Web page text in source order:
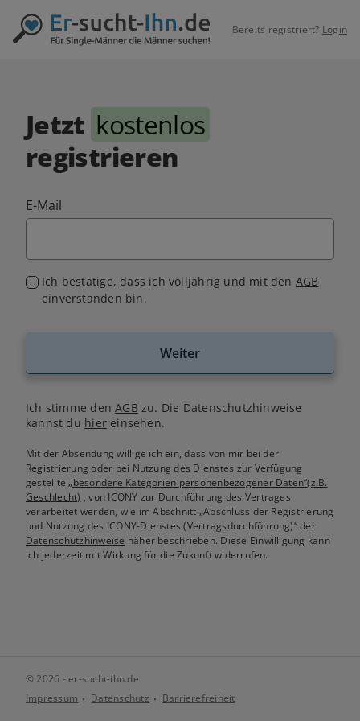
Bereits registriert? Login
Jetzt kostenlos
registrieren
E-Mail
Ich bestätige, dass ich volljährig und mit den AGB
einverstanden bin.
Weiter
Ich stimme denAGB zu. Die Datenschutzhinweise
kannst du hiereinsehen.
Mit der Absendung willige ich ein, dass von mir bei der
Registrierung oder bei Nutzung des Dienstes zur Verfügung
gestellte„besondere Kategorien personenbezogener Daten“(z.B.
Geschlecht) , von ICONY zur Durchführung des Vertrages
verarbeitet werden, wie im Abschnitt „Abschluss der Registrierung
und Nutzung des ICONY-Dienstes (Vertragsdurchführung)“ der
Datenschutzhinweise näher beschrieben. Diese Einwilligung kann
ich jederzeit mit Wirkung für die Zukunft widerrufen.
© 2026 - er-sucht-ihn.de
Impressum
Datenschutz Barrierefreiheit